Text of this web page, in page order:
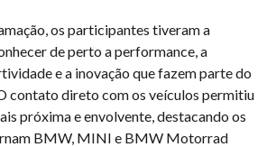
os participantes tiveram a
de perto a performance, a
e a inovação que fazem parte do
contato direto com os veículos permitiu
próxima e envolvente, destacando os
BMW, MINI e BMW Motorrad